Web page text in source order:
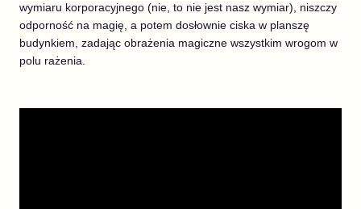
wymiaru korporacyjnego (nie, to nie jest nasz wymiar), niszczy
odporność na magię, a potem dosłownie ciska w planszę
budynkiem, zadając obrażenia magiczne wszystkim wrogom w
polu rażenia.